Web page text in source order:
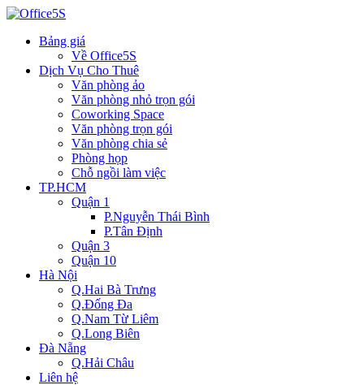
Bảng giá
Về Office5S
Dịch Vụ Cho Thuê
Văn phòng ảo
Văn phòng nhỏ trọn gói
Coworking Space
Văn phòng trọn gói
Văn phòng chia sẻ
Phòng họp
Chỗ ngồi làm việc
TP.HCM
Quận 1
P.Nguyễn Thái Bình
P.Tân Định
Quận 3
Quận 10
Hà Nội
Q.Hai Bà Trưng
Q.Đống Đa
Q.Nam Từ Liêm
Q.Long Biên
Đà Nẵng
Q.Hải Châu
Liên hệ